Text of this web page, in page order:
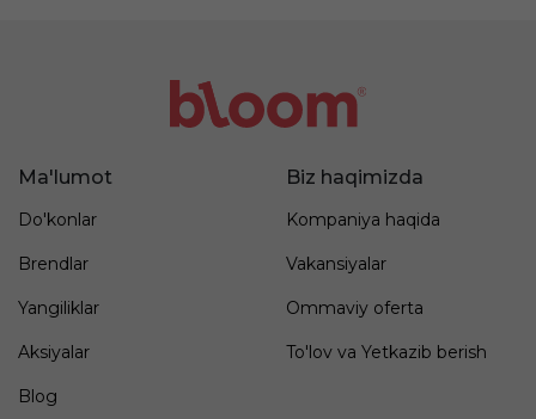
Ma'lumot
Do'konlar
Brendlar
Yangiliklar
Aksiyalar
Blog
Biz haqimizda
Kompaniya haqida
Vakansiyalar
Ommaviy oferta
To'lov va Yetkazib berish